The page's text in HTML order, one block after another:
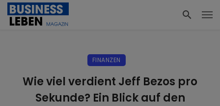
FINANZEN
Wie viel verdient Jeff Bezos pro
Sekunde? Ein Blick auf den